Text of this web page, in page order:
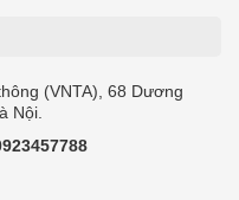
(VNTA), 68 Dương
Nội.